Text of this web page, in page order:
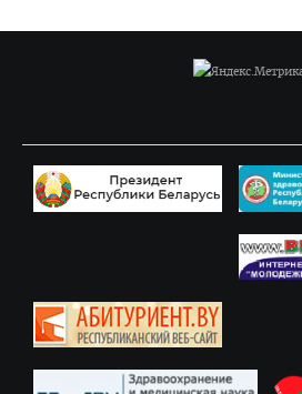
Вопросы к вступительным экзаменам
Нормативные документы
Магистратура
Подтверждение квалификации
Подтверждение квалификации